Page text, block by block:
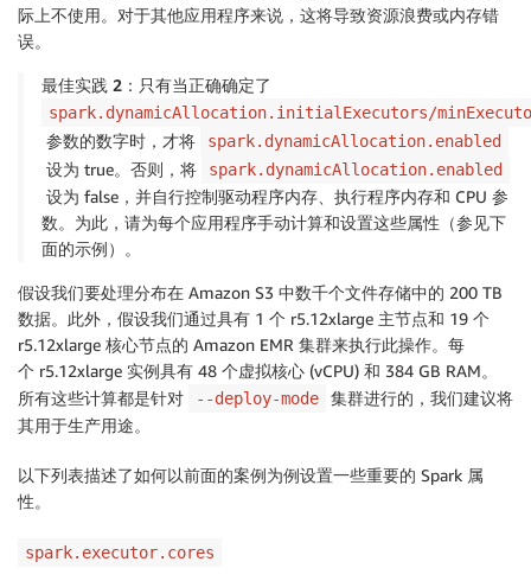
际上不使用。对于其他应用程序来说，这将导致资源浪费或内存错
误。
最佳实践 2： 只有当正确确定了
spark.dynamicAllocation.initialExecutors/
参数的数字时，才将 spark.dynamicAllocation.enabled
设为 true。否则，将 spark.dynamicAllocation.enabled
设为 false，并自行控制驱动程序内存、执行程序内存和 CPU 参
数。为此，请为每个应用程序手动计算和设置这些属性（参见下
面的示例）。
假设我们要处理分布在 Amazon S3 中数千个文件存储中的 200 TB
数据。此外，假设我们通过具有 1 个 r5.12xlarge 主节点和 19 个
r5.12xlarge 核心节点的 Amazon EMR 集群来执行此操作。每
个 r5.12xlarge 实例具有 48 个虚拟核心 (vCPU) 和 384 GB RAM。
所有这些计算都是针对
--deploy-mode
集群进行的，我们建议将
其用于生产用途。
以下列表描述了如何以前面的案例为例设置一些重要的 Spark 属
性。
spark.executor.cores